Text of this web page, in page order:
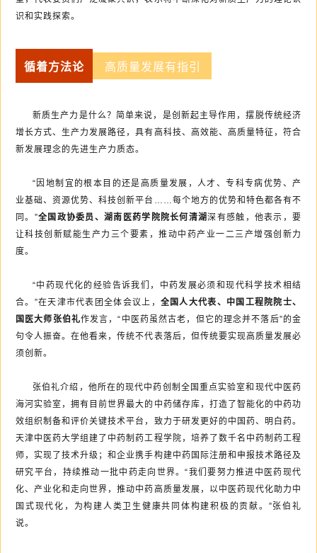
识和实践探索。
循着方法论 高质量发展有指引
新质生产力是什么？简单来说，是创新起主导作用，摆脱传统经济
增长方式、生产力发展路径，具有高科技、高效能、高质量特征，符合
新发展理念的先进生产力质态。
“因地制宜的根本目的还是高质量发展，人才、专科专病优势、产
业基础、资源优势、科技创新平台……每个地方的优势和特色都各有不
同。”全国政协委员、湖南医药学院院长何清湖深有感触，他表示，要
让科技创新赋能生产力三个要素，推动中药产业一二三产增强创新力
度。
“中药现代化的经验告诉我们，中药发展必须和现代科学技术相结
合。”在天津市代表团全体会议上， 全国人大代表、中国工程院院士、
国医大师张伯礼作发言，“中医药虽然古老，但它的理念并不落后”的金
句令人振奋。在他看来，传统不代表落后，但传统要实现高质量发展必
须创新。
张伯礼介绍，他所在的现代中药创制全国重点实验室和现代中医药
海河实验室，拥有目前世界最大的中药储存库，打造了智能化的中药功
效组织制备和评价关键技术平台，致力于研发更好的中国药、明白药。
天津中医药大学组建了中药制药工程学院，培养了数千名中药制药工程
师，实现了技术升级；和企业携手构建中药国际注册和申报技术路径及
研究平台，持续推动一批中药走向世界。“我们要努力推进中医药现代
化、产业化和走向世界，推动中药高质量发展，以中医药现代化助力中
国式现代化，为构建人类卫生健康共同体构建积极的贡献。”张伯礼
说。